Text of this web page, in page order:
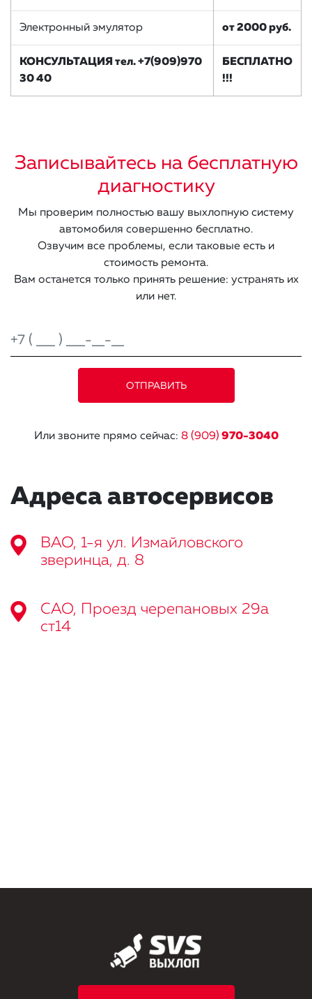
Электронный эмулятор от 2000 руб.
КОНСУЛЬТАЦИЯ тел. +7(909)970
30 40
БЕСПЛАТНО
!!!
Записывайтесь на бесплатную
диагностику
Мы проверим полностью вашу выхлопную систему
автомобиля совершенно бесплатно.
Озвучим все проблемы, если таковые есть и
стоимость ремонта.
Вам останется только принять решение: устранять их
или нет.
Или звоните прямо сейчас: 8 (909) 970-3040
Адреса автосервисов
ВАО, 1-я ул. Измайловского
зверинца, д. 8
САО, Проезд черепановых 29а
ст14